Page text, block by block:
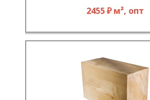
2455 ₽ м², опт